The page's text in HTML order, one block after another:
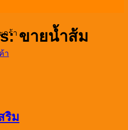
กร้า
า
ขายน้ำส้ม
ริม